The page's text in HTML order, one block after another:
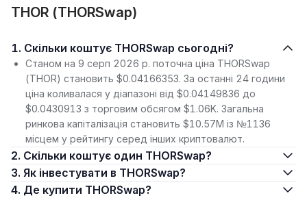
THOR (THORSwap)
1. Скільки коштує THORSwap сьогодні?
Станом на 9 серп 2026 р. поточна ціна THORSwap
(THOR) становить $0.04166353. За останні 24 години
ціна коливалася у діапазоні від $0.04149836 до
$0.0430913 з торговим обсягом $1.06K. Загальна
ринкова капіталізація становить $10.57M із №1136
місцем у рейтингу серед інших криптовалют.
2. Скільки коштує один THORSwap?
3. Як інвестувати в THORSwap?
4. Де купити THORSwap?